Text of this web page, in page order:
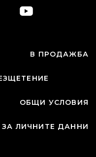
В ПРОДАЖБА
ОБЩИ УСЛОВИЯ
ЛИЧНИТЕ ДАННИ